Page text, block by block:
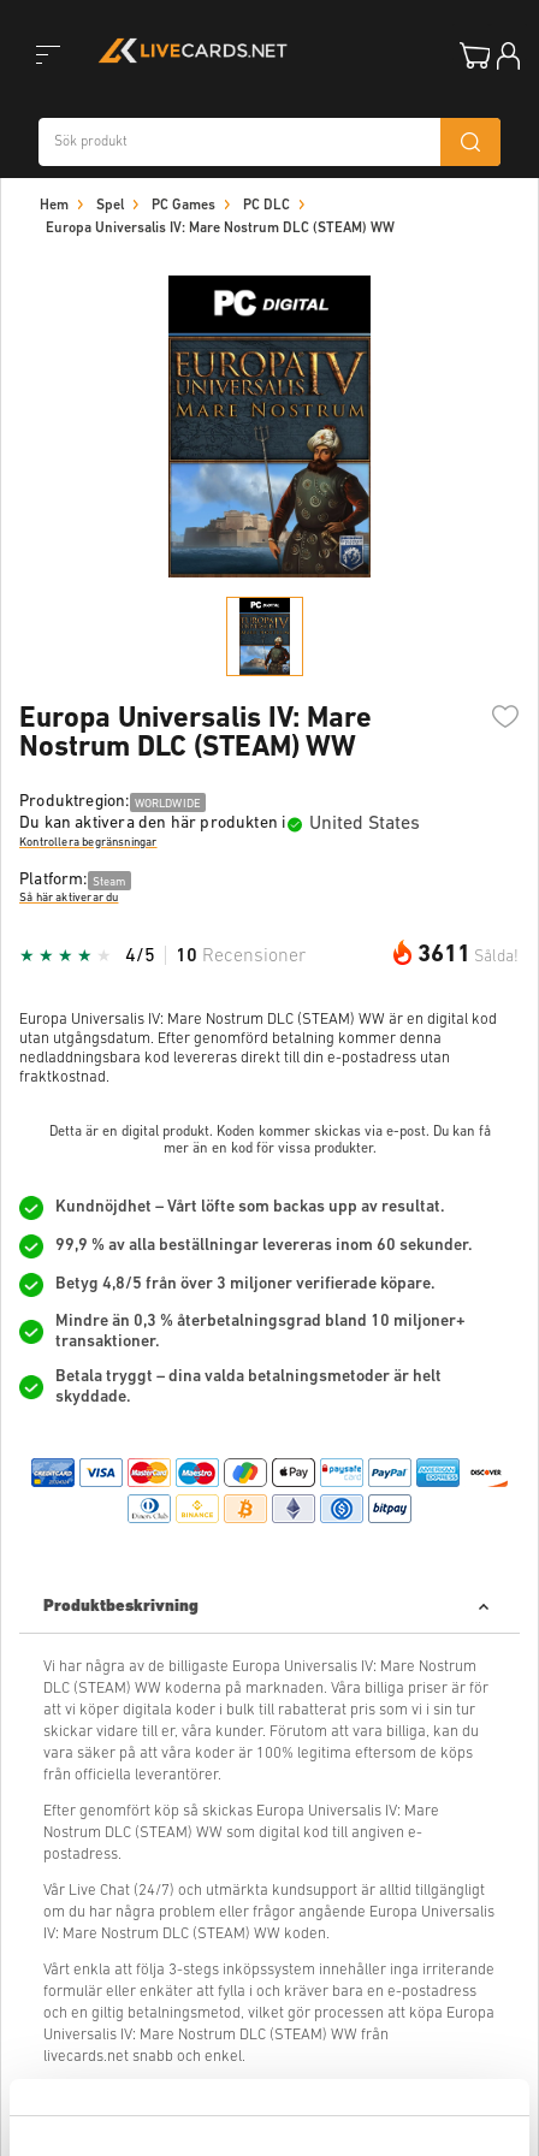
navigation
Hem Spel PC Games
PC DLC
Europa Universalis IV: Mare Nostrum DLC (STEAM) WW
Europa Universalis IV: Mare
Nostrum DLC (STEAM) WW
Produktregion: WORLDWIDE
Du kan aktivera den här produkten i United States
Kontrollera begränsningar
Platform: Steam
Så här aktiverar du
3611 Sålda!
4/5 10 Recensioner
Europa Universalis IV: Mare Nostrum DLC (STEAM) WW är en digital kod
utan utgångsdatum. Efter genomförd betalning kommer denna
nedladdningsbara kod levereras direkt till din e-postadress utan
fraktkostnad.
Detta är en digital produkt. Koden kommer skickas via e-post. Du kan få
mer än en kod för vissa produkter.
Kundnöjdhet – Vårt löfte som backas upp av resultat.
99,9 % av alla beställningar levereras inom 60 sekunder.
Betyg 4,8/5 från över 3 miljoner verifierade köpare.
Mindre än 0,3 % återbetalningsgrad bland 10 miljoner+
transaktioner.
Betala tryggt – dina valda betalningsmetoder är helt
skyddade.
Produktbeskrivning
Vi har några av de billigaste Europa Universalis IV: Mare Nostrum
DLC (STEAM) WW koderna på marknaden. Våra billiga priser är för
att vi köper digitala koder i bulk till rabatterat pris som vi i sin tur
skickar vidare till er, våra kunder. Förutom att vara billiga, kan du
vara säker på att våra koder är 100% legitima eftersom de köps
från officiella leverantörer.
Efter genomfört köp så skickas Europa Universalis IV: Mare
Nostrum DLC (STEAM) WW som digital kod till angiven e-
postadress.
Vår Live Chat (24/7) och utmärkta kundsupport är alltid tillgängligt
om du har några problem eller frågor angående Europa Universalis
IV: Mare Nostrum DLC (STEAM) WW koden.
Vårt enkla att följa 3-stegs inköpssystem innehåller inga irriterande
formulär eller enkäter att fylla i och kräver bara en e-postadress
och en giltig betalningsmetod, vilket gör processen att köpa Europa
Universalis IV: Mare Nostrum DLC (STEAM) WW från
livecards.net snabb och enkel.